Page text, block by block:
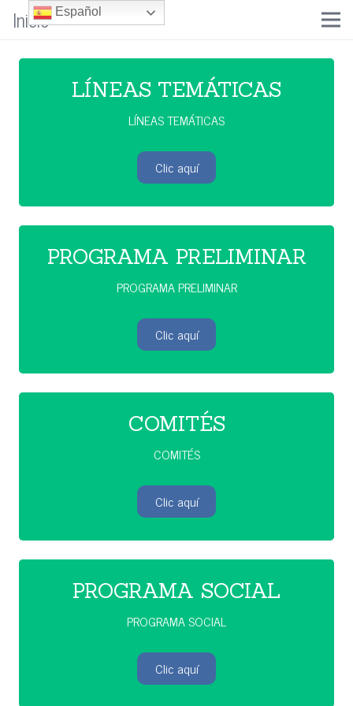
Inicio
LÍNEAS TEMÁTICAS
LÍNEAS TEMÁTICAS
Clic aquí
PROGRAMA PRELIMINAR
PROGRAMA PRELIMINAR
Clic aquí
COMITÉS
COMITÉS
Clic aquí
PROGRAMA SOCIAL
PROGRAMA SOCIAL
Clic aquí
Español